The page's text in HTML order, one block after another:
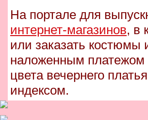
На портале для
интернет-магазинов, в
или заказать костюмы
наложенным платежом
цвета вечернего
индексом.